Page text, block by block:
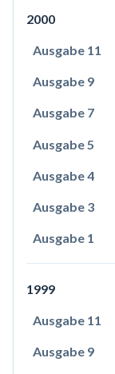
2000
Ausgabe 11
Ausgabe 9
Ausgabe 7
Ausgabe 5
Ausgabe 4
Ausgabe 3
Ausgabe 1
1999
Ausgabe 11
Ausgabe 9